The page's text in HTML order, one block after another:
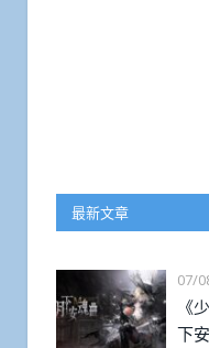
最新文章
07/
《
下